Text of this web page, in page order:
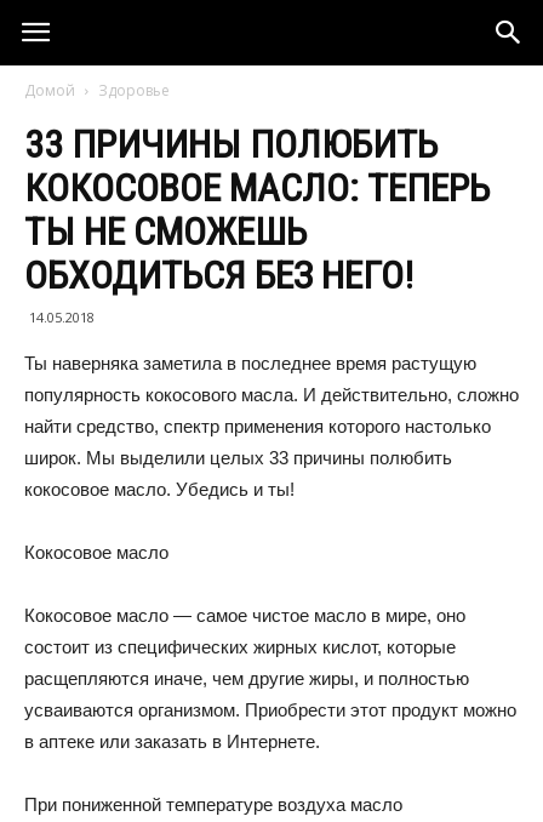
Домой Здоровье
33 ПРИЧИНЫ ПОЛЮБИТЬ
КОКОСОВОЕ МАСЛО: ТЕПЕРЬ
ТЫ НЕ СМОЖЕШЬ
ОБХОДИТЬСЯ БЕЗ НЕГО!
14.05.2018
Ты наверняка заметила в последнее время растущую
популярность кокосового масла. И действительно, сложно
найти средство, спектр применения которого настолько
широк. Мы выделили целых 33 причины полюбить
кокосовое масло. Убедись и ты!
Кокосовое масло
Кокосовое масло — самое чистое масло в мире, оно
состоит из специфических жирных кислот, которые
расщепляются иначе, чем другие жиры, и полностью
усваиваются организмом. Приобрести этот продукт можно
в аптеке или заказать в Интернете.
При пониженной температуре воздуха масло